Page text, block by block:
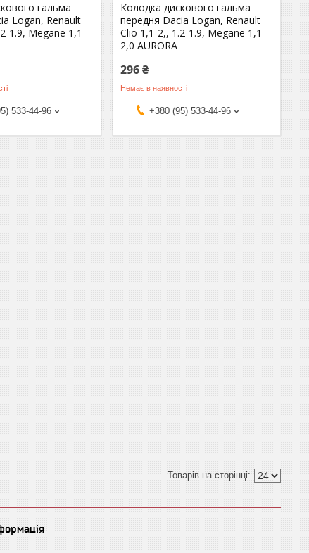
гальма
Logan, Renault
1.9, Megane 1,1-
533-44-96
Колодка дискового гальма
передня Dacia Logan, Renault
Clio 1,1-2,, 1.2-1.9, Megane 1,1-
2,0 AURORA
296 ₴
Немає в наявності
+380 (95) 533-44-96